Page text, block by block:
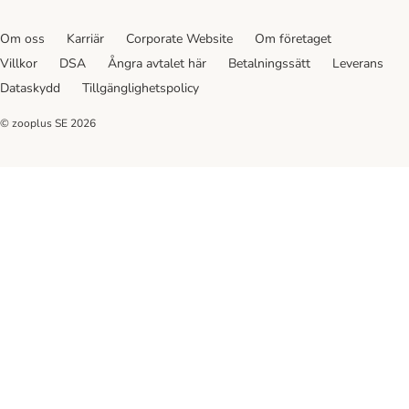
Om oss Karriär Corporate Website
Om företaget
Villkor
DSA Ångra avtalet här Betalningssätt
Leverans
Dataskydd
Tillgänglighetspolicy
© zooplus SE 2026